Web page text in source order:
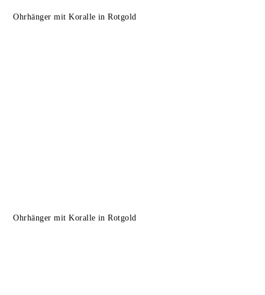
Ohrhänger mit Koralle in Rotgold
Ohrhänger mit Koralle in Rotgold